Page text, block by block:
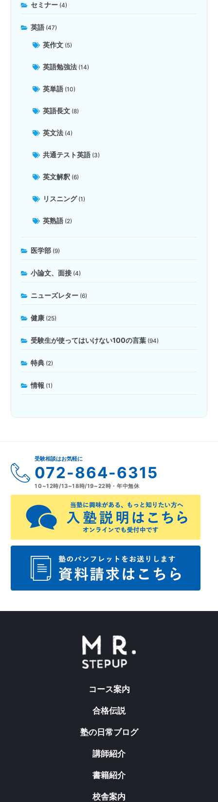
セミナー (4)
英語 (47)
英作文 (5)
英語勉強法 (14)
英単語 (10)
英語長文 (8)
英文法 (4)
共通テスト英語 (3)
英文解釈 (6)
リスニング(1)
英熟語 (2)
医学部 (9)
小論文、面接 (4)
ニューズレター (6)
健康 (25)
受験生が使ってはいけない100の言葉 (94)
特典 (2)
情報 (1)
受験相談はお気軽に
072-864-6315
10~12時/13~18時/19~22時・年中無休
コース案内
合格伝説
塾の日常ブログ
講師紹介
書籍紹介
校舎案内